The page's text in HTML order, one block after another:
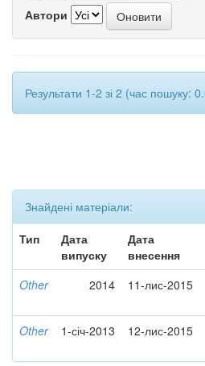
Автори
Результати 1-2 зі 2 (час пошуку:
Знайдені матеріали:
Тип
Дата
випуску
Дата
внесення
Other 2014 11-лис-2015
Other 1-січ-2013 12-лис-2015